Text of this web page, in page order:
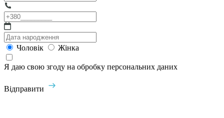
Чоловік Жінка
Я даю свою згоду на обробку персональних даних
Відправити